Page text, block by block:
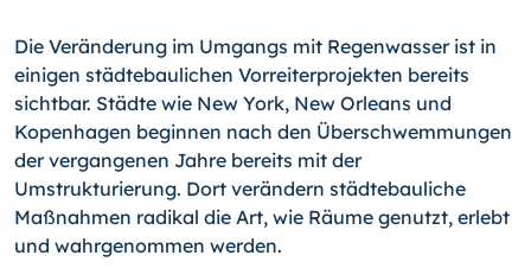
Die Veränderung im Umgangs mit Regenwasser ist in
einigen städtebaulichen Vorreiterprojekten bereits
sichtbar. Städte wie New York, New Orleans und
Kopenhagen beginnen nach den Überschwemmungen
der vergangenen Jahre bereits mit der
Umstrukturierung. Dort verändern städtebauliche
Maßnahmen radikal die Art, wie Räume genutzt, erlebt
und wahrgenommen werden.